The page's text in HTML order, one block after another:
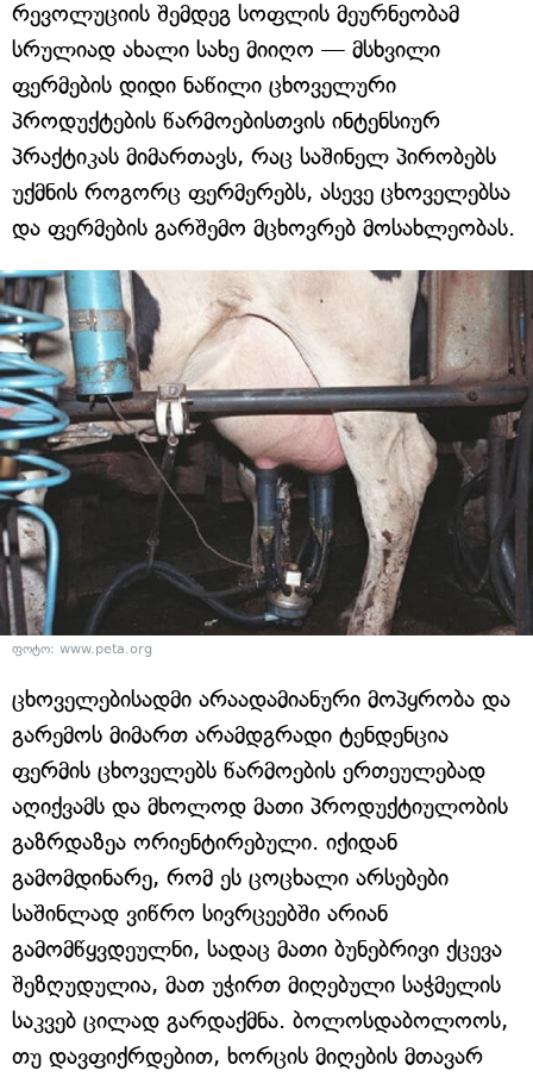
რევოლუციის შემდეგ სოფლის მეურნეობამ
სრულიად ახალი სახე მიიღო — მსხვილი
ფერმების დიდი ნაწილი ცხოველური
პროდუქტების წარმოებისთვის ინტენსიურ
პრაქტიკას მიმართავს, რაც საშინელ პირობებს
უქმნის როგორც ფერმერებს, ასევე ცხოველებსა
და ფერმების გარშემო მცხოვრებ მოსახლეობას.
ფოტო: www.peta.org
ცხოველებისადმი არაადამიანური მოპყრობა და
გარემოს მიმართ არამდგრადი ტენდენცია
ფერმის ცხოველებს წარმოების ერთეულებად
აღიქვამს და მხოლოდ მათი პროდუქტიულობის
გაზრდაზეა ორიენტირებული. იქიდან
გამომდინარე, რომ ეს ცოცხალი არსებები
საშინლად ვიწრო სივრცეებში არიან
გამომწყვდეულნი, სადაც მათი ბუნებრივი ქცევა
შეზღუდულია, მათ უჭირთ მიღებული საჭმელის
საკვებ ცილად გარდაქმნა. ბოლოსდაბოლოოს,
თუ დავფიქრდებით, ხორცის მიღების მთავარ